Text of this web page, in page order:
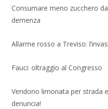
Consumare meno zucchero
demenza
Allarme rosso a Treviso:
Fauci: oltraggio al Congresso
Vendono limonata per strada
denuncia!